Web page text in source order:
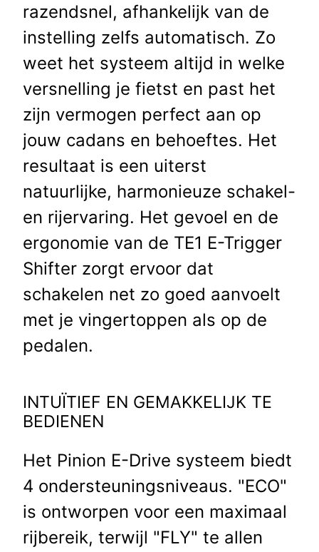
razendsnel, afhankelijk van de
instelling zelfs automatisch. Zo
weet het systeem altijd in welke
versnelling je fietst en past het
zijn vermogen perfect aan op
jouw cadans en behoeftes. Het
resultaat is een uiterst
natuurlijke, harmonieuze schakel-
en rijervaring. Het gevoel en de
ergonomie van de TE1 E-Trigger
Shifter zorgt ervoor dat
schakelen net zo goed aanvoelt
met je vingertoppen als op de
pedalen.
INTUÏTIEF EN GEMAKKELIJK TE
BEDIENEN
Het Pinion E-Drive systeem biedt
4 ondersteuningsniveaus. "ECO"
is ontworpen voor een maximaal
rijbereik, terwijl "FLY" te allen